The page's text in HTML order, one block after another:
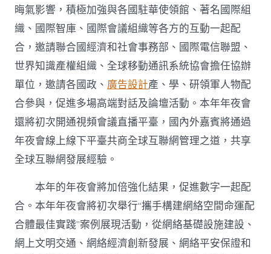
晦氣影響，積極加強與各國駐華使領館、著名國際組
織、國際智庫、國際會議組織等各方的互動一起配
合，邀請聯合國經濟和社會事務部、國際電信聯盟、
世界知識產權組織、全球移動通訊系統協會擔任協辦
單位，邀請各國政、廣告設計產、學、研領軍人物配
合參與，促進多場高端對話及論壇活動。本年年夜會
還將初次開通視頻會議直播平臺，國內外嘉賓將通過
年夜會線上線下平臺共商全球互聯網管理之道，共享
全球互聯網發展經驗。
本年的年夜會將加倍強化結果，促進數字一起配
合。本年年夜會將初次舉行“攜手構建網絡空間命運配
合體最佳實踐”案例展現活動，從網絡基礎設施建設、
網上文明交通、網絡經濟創新發展、網絡平安保證和